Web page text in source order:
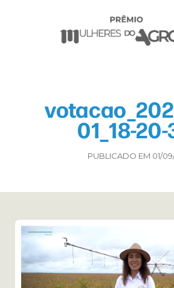
01_18-
PUBLICADO EM 01/